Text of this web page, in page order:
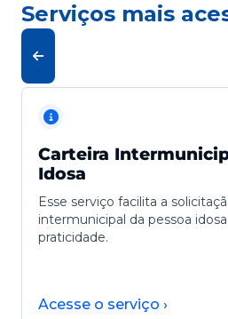
Serviços mais
Carteira
Idosa
Esse serviço facilita a
intermunicipal da pessoa
praticidade.
Acesse o serviço ›